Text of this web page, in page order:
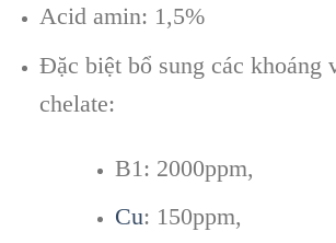
Acid amin: 1,5%
Đặc biệt bổ sung các khoáng
chelate:
B1: 2000ppm,
Cu: 150ppm,